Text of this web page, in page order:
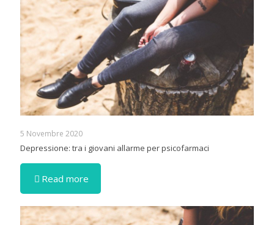
5 Novembre 2020
Depressione: tra i giovani allarme per psicofarmaci
Read more